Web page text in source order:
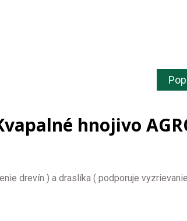
hnojivo
drevín ) a draslíka ( podporuje